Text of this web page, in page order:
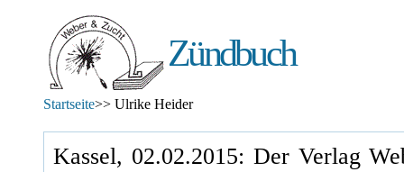
Zündbuch
Startseite>> Ulrike Heider
Kassel, 02.02.2015: Der Verlag